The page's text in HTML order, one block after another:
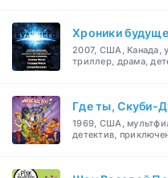
Хроники
2007, США, Канада,
триллер, драма,
Где ты, Скуби-
1969, США,
детектив,